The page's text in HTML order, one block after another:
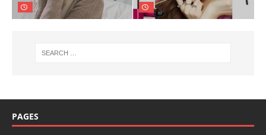
PAGES